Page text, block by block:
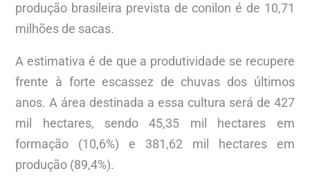
produção brasileira prevista de conilon é de 10,71
milhões de sacas.
A estimativa é de que a produtividade se recupere
frente à forte escassez de chuvas dos últimos
anos. A área destinada a essa cultura será de 427
mil hectares, sendo 45,35 mil hectares em
formação (10,6%) e 381,62 mil hectares em
produção (89,4%).